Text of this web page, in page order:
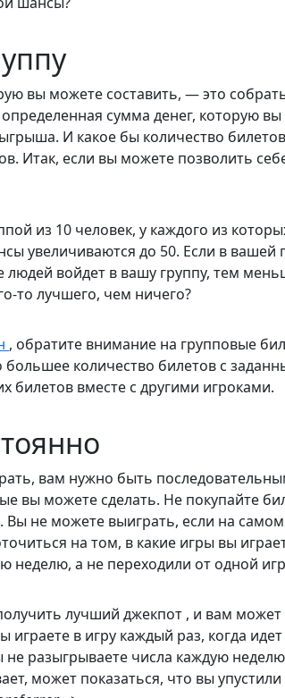
вы можете составить, — это
определенная сумма денег, которую
И какое бы количество
Итак, если вы можете позволить
из 10 человек, у каждого из
увеличиваются до 50. Если в вашей
войдет в вашу группу, тем
то лучшего, чем ничего?
, обратите внимание на групповые
количество билетов с
билетов вместе с другими игроками.
вам нужно быть
вы можете сделать. Не покупайте
Вы не можете выиграть, если на
на том, в какие игры вы
неделю, а не переходили от одной
лучший джекпот , и вам может
играете в игру каждый раз, когда
разыгрываете числа каждую
может показаться, что вы